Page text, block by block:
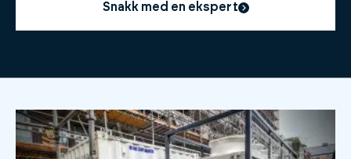
Snakk med en ekspert